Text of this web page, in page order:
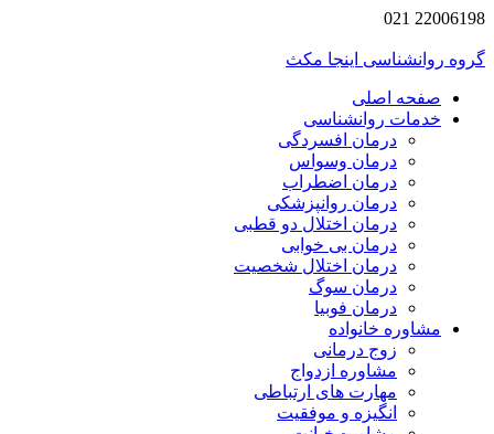
روانشناسی اینجا مکث
صفحه اصلی
خدمات روانشناسی
درمان افسردگی
درمان وسواس
درمان اضطراب
درمان روانپزشکی
درمان اختلال دو قطبی
درمان بی خوابی
درمان اختلال شخصیت
درمان سوگ
درمان فوبیا
مشاوره خانواده
زوج درمانی
مشاوره ازدواج
مهارت های ارتباطی
انگیزه و موفقیت